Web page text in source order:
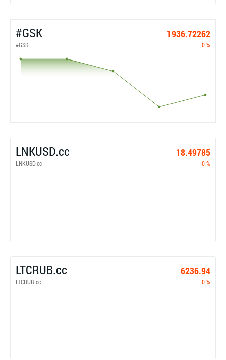
#GSK 1936.72262
#GSK 0 %
LNKUSD.cc 18.49785
LNKUSD.cc 0 %
LTCRUB.cc 6236.94
LTCRUB.cc 0 %